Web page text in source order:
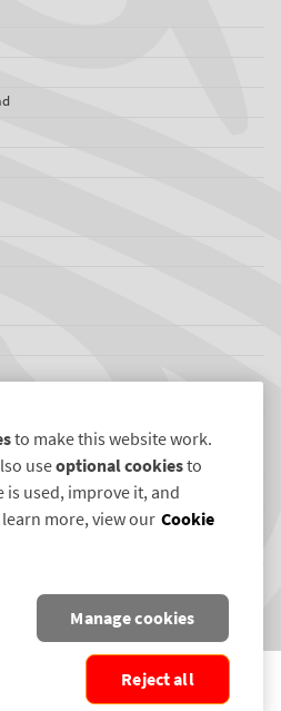
SECURITY SYSTEMS PLC. ALL RIGHTS
to make this website work.
useoptional cookiesto
used, improve it, and
more, view our Cookie
Manage cookies
Reject all